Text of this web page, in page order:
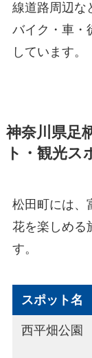
線道路周辺な
バイク・車・
しています。
神奈川県足
ト・観光ス
松田町には、
花を楽しめる
す。
スポット名
西平畑公園